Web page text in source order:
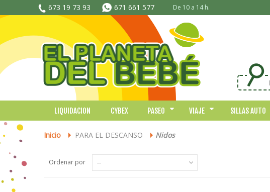
673 19 73 93 671 661 577 De 10 a 14 h.
LIQUIDACION CYBEX PASEO VIAJE SILLAS AUTO
Inicio > PARA EL DESCANSO > Nidos
Ordenar por --